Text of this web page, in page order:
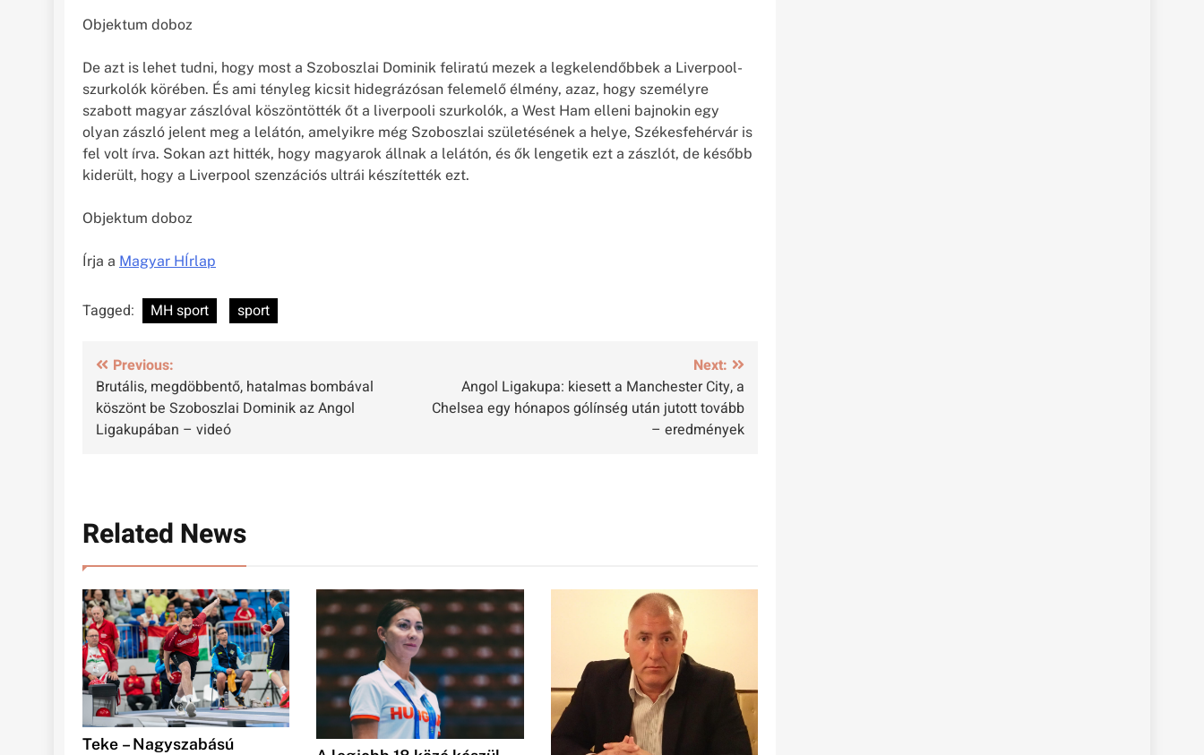
Objektum doboz
De azt is lehet tudni, hogy most a Szoboszlai Dominik feliratú mezek a legkelendőbbek a Liverpool-
szurkolók körében. És ami tényleg kicsit hidegrázósan felemelő élmény, azaz, hogy személyre
szabott magyar zászlóval köszöntötték őt a liverpooli szurkolók, a West Ham elleni bajnokin egy
olyan zászló jelent meg a lelátón, amelyikre még Szoboszlai születésének a helye, Székesfehérvár is
fel volt írva. Sokan azt hitték, hogy magyarok állnak a lelátón, és ők lengetik ezt a zászlót, de később
kiderült, hogy a Liverpool szenzációs ultrái készítették ezt.
Objektum doboz
Írja a Magyar HÍrlap
Tagged: MH sport sport
Bejegyzés
navigáció
Previous:
Brutális, megdöbbentő, hatalmas bombával
köszönt be Szoboszlai Dominik az Angol
Ligakupában – videó
Next:
Angol Ligakupa: kiesett a Manchester City, a
Chelsea egy hónapos gólínség után jutott tovább
– eredmények
Related News
Teke – Nagyszabású